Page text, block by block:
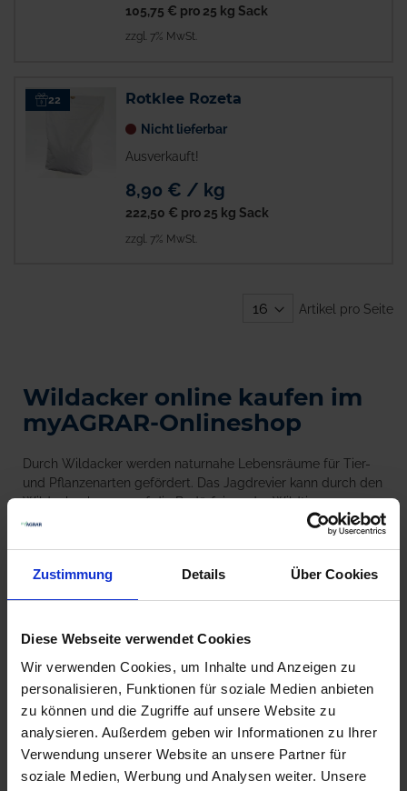
Zustimmung Details Über Cookies
Diese Webseite verwendet Cookies
Wir verwenden Cookies, um Inhalte und Anzeigen zu
personalisieren, Funktionen für soziale Medien anbieten
zu können und die Zugriffe auf unsere Website zu
analysieren. Außerdem geben wir Informationen zu Ihrer
Verwendung unserer Website an unsere Partner für
soziale Medien, Werbung und Analysen weiter. Unsere
105,75 € pro 25 kg Sack
zzgl. 7% MwSt.
22 Rotklee Rozeta
Nicht lieferbar
Ausverkauft!
8,90 € / kg
222,50 € pro 25 kg Sack
zzgl. 7% MwSt.
Artikel pro Seite
Wildacker online kaufen im
myAGRAR-Onlineshop
Durch Wildacker werden naturnahe Lebensräume für Tier-
und Pflanzenarten gefördert. Das Jagdrevier kann durch den
Wildacker besser auf die Bedürfnisse der Wildtiere
zugeschnitten werden, da den Tieren Deckung und Nahrung
geboten werden. Zudem können Wildäcker den Druck als
bietet unterschiedliche Saaten passend für die jeweiligen
Gegebenheiten vor Ort an. Für einen langfristigen Erfolg der
eine fundierte Auswahl der Düngemittel geachtet werden,
sollte.
Produkte vergleichen
Sie haben keine Artikel zum Vergleichen.